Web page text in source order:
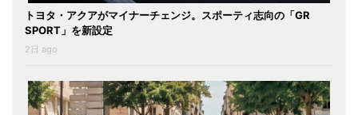
トヨタ・アクアがマイナーチェンジ。スポーティ志向の「GR
SPORT」を新設定
2日 ago